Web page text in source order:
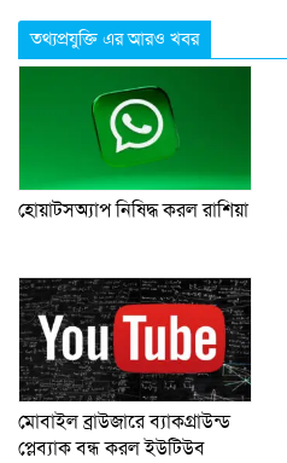
তথ্যপ্রযুক্তি এর আরও খবর
হোয়াটসঅ্যাপ নিষিদ্ধ করল রাশিয়া
মোবাইল ব্রাউজারে ব্যাকগ্রাউন্ড
প্লেব্যাক বন্ধ করল ইউটিউব